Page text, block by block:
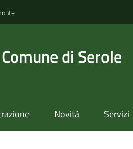
Comune di Serole
Novità Servizi